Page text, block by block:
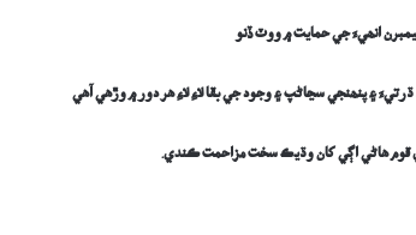
انھيءَ جيحمايت ۾ ووٽ ڏنو
۽ پنھنجي سڃاڻپ ۽ وجود جي بقا لاءِ لاءِ هر دور ۾ وڙھي آھي
قوم ھاڻي اڳي کان وڌيڪ سخت مزاحمت ڪندي.